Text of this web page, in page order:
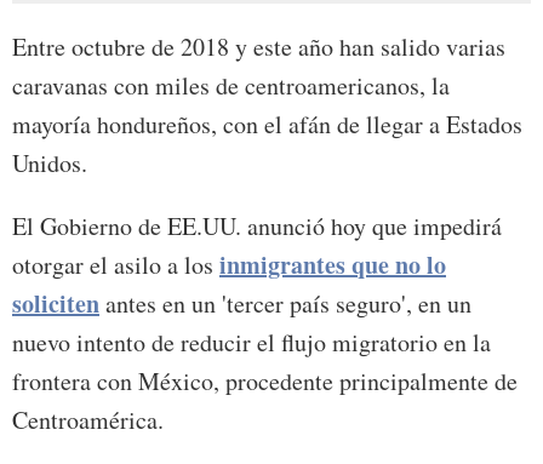
Entre octubre de 2018 y este año han salido varias
caravanas con miles de centroamericanos, la
mayoría hondureños, con el afán de llegar a Estados
Unidos.
El Gobierno de EE.UU. anunció hoy que impedirá
otorgar el asilo a los inmigrantes que no lo
solicitenantes en un 'tercer país seguro', en un
nuevo intento de reducir el flujo migratorio en la
frontera con México, procedente principalmente de
Centroamérica.